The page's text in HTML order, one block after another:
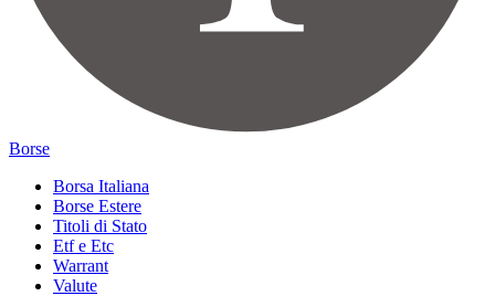
Borse
Borsa Italiana
Borse Estere
Titoli di Stato
Etf e Etc
Warrant
Valute